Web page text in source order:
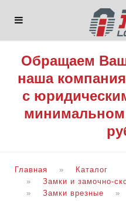
Обращаем
наша
с
минимальном
Главная
Каталог
Замки и замочно-
Замки врезные